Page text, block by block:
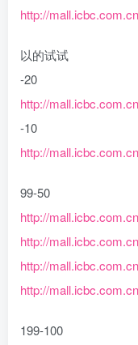
http://
以的试试
-20
http://
-10
http://
99-50
http://
http://
http://
http://
199-100